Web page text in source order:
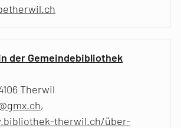
der Gemeindebibliothek
Therwil
,
therwil.ch/über-